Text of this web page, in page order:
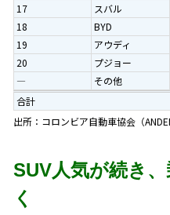
17
スバル
18
BYD
19
アウディ
20
プジョー
―
その他
合計
出所：コロンビア自動車協会（
SUV人気が続き
く